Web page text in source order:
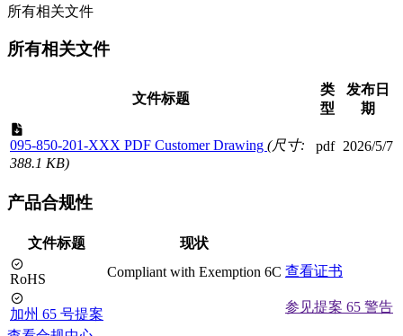
所有相关文件
所有相关文件
文件标题
类
型
发布日
期
095-850-201-XXX PDF Customer Drawing (尺寸:
388.1 KB)
pdf 2026/5/7
产品合规性
文件标题 现状
RoHS Compliant with Exemption 6C 查看证书
加州 65 号提案
参见提案 65 警告